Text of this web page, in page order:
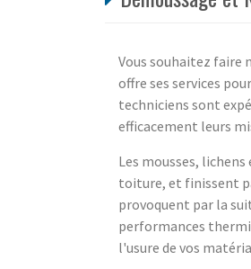
Vous souhaitez faire
offre ses services
techniciens sont
efficacement leurs
Les mousses,
toiture, et finissent
provoquent par la
performances
l'usure de vos